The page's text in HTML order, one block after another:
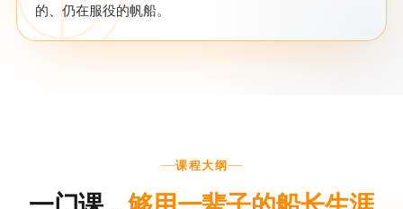
的、仍在服役的帆船。
课程大纲